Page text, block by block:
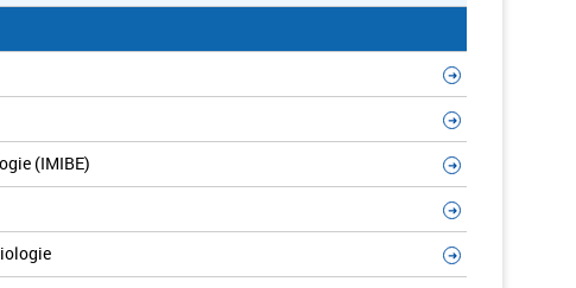
(IMIBE)